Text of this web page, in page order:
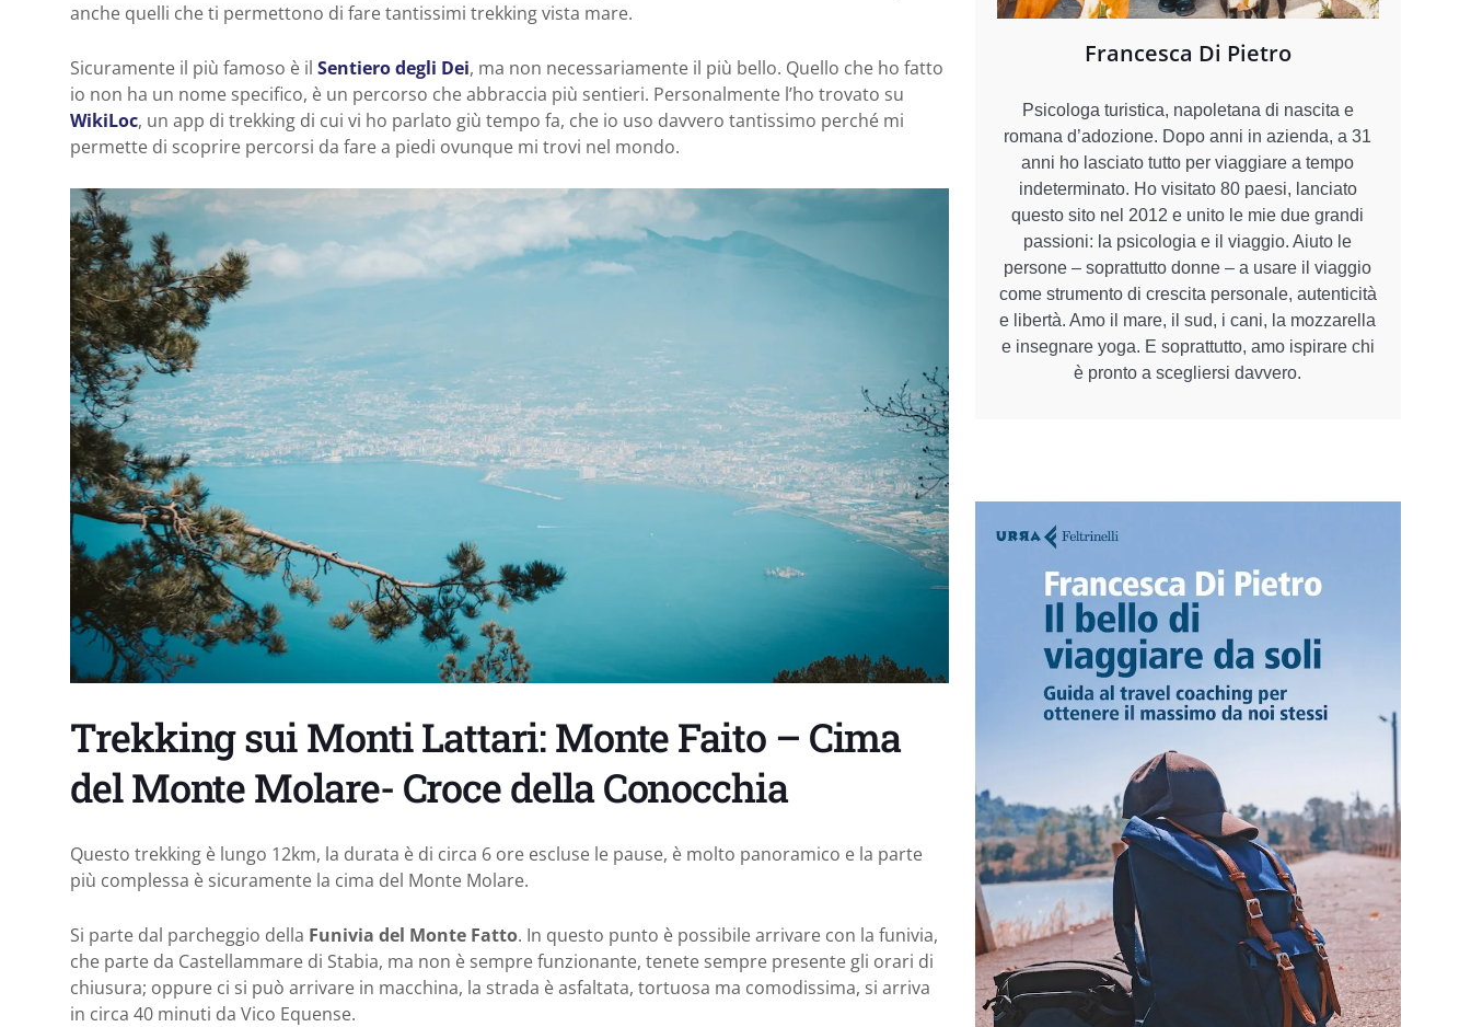
anche quelli che ti permettono di fare tantissimi trekking vista mare.
Sicuramente il più famoso è il Sentiero degli Dei, ma non necessariamente il più bello. Quello che ho fatto
io non ha un nome specifico, è un percorso che abbraccia più sentieri. Personalmente l’ho trovato su
WikiLoc, un app di trekking di cui vi ho parlato giù tempo fa, che io uso davvero tantissimo perché mi
permette di scoprire percorsi da fare a piedi ovunque mi trovi nel mondo.
Trekking sui Monti Lattari: Monte Faito – Cima
del Monte Molare- Croce della Conocchia
Questo trekking è lungo 12km, la durata è di circa 6 ore escluse le pause, è molto panoramico e la parte
più complessa è sicuramente la cima del Monte Molare.
Si parte dal parcheggio della Funivia del Monte Fatto. In questo punto è possibile arrivare con la funivia,
che parte da Castellammare di Stabia, ma non è sempre funzionante, tenete sempre presente gli orari di
chiusura; oppure ci si può arrivare in macchina, la strada è asfaltata, tortuosa ma comodissima, si arriva
in circa 40 minuti da Vico Equense.
Francesca Di Pietro
Psicologa turistica, napoletana di nascita e
romana d’adozione. Dopo anni in azienda, a 31
anni ho lasciato tutto per viaggiare a tempo
indeterminato. Ho visitato 80 paesi, lanciato
questo sito nel 2012 e unito le mie due grandi
passioni: la psicologia e il viaggio. Aiuto le
persone – soprattutto donne – a usare il viaggio
come strumento di crescita personale, autenticità
e libertà. Amo il mare, il sud, i cani, la mozzarella
e insegnare yoga. E soprattutto, amo ispirare chi
è pronto a scegliersi davvero.